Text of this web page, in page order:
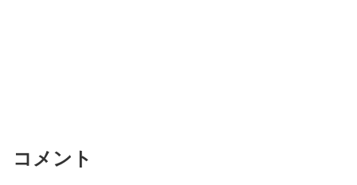
コメント